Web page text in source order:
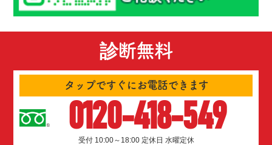
診断無料
タップですぐにお電話できます
0120-418-549
受付 10:00～18:00 定休日 水曜定休